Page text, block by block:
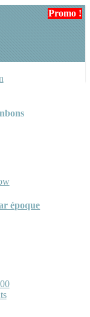
époque
Promo !
Promo !
Promo !
Promo !